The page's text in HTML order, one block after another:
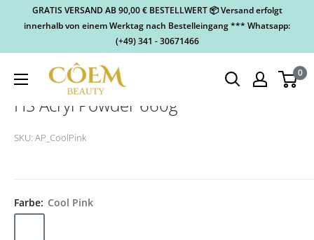
GRATIS VERSAND AB 90,00 € BESTELLWERT 📦 Versand erfolgt
innerhalb von einem Werktag nach Bestelleingang *** Whatsapp:
(+49) 341 - 30671466
0
HS Acryl Powder 660g
SKU: AP_CoolPink
Farbe: Cool Pink